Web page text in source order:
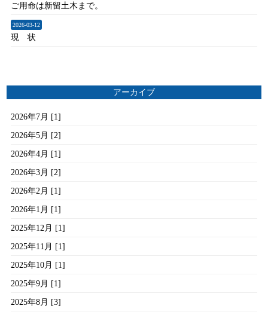
ご用命は新留土木まで。
2026-03-12
現 状
アーカイブ
2026年7月 [1]
2026年5月 [2]
2026年4月 [1]
2026年3月 [2]
2026年2月 [1]
2026年1月 [1]
2025年12月 [1]
2025年11月 [1]
2025年10月 [1]
2025年9月 [1]
2025年8月 [3]